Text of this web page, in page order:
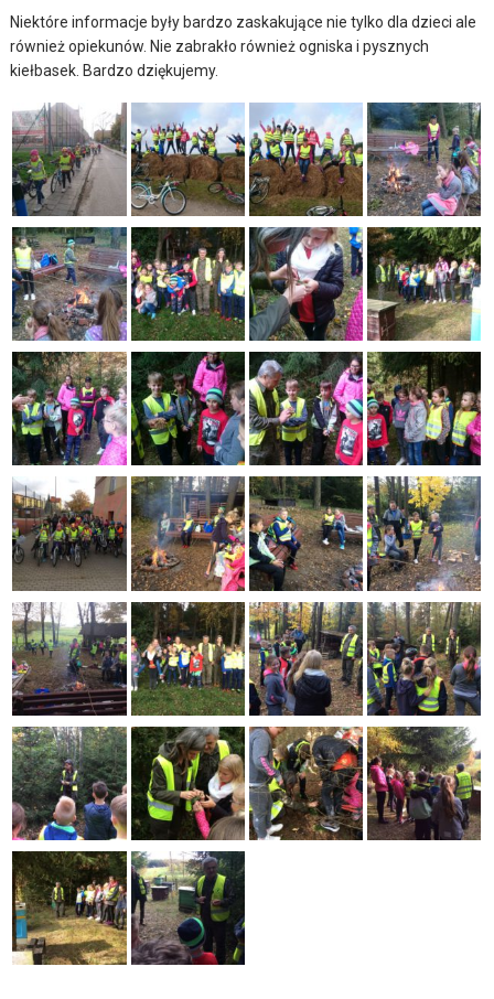
Niektóre informacje były bardzo zaskakujące nie tylko dla dzieci ale
również opiekunów. Nie zabrakło również ogniska i pysznych
kiełbasek. Bardzo dziękujemy.